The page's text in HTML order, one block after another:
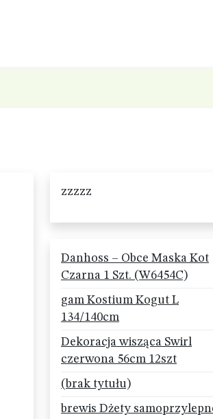
zzzzz
Danhoss – Obce Maska Kot
Czarna 1 Szt. (W6454C)
gam Kostium Kogut L
134/140cm
Dekoracja wisząca Swirl
czerwona 56cm 12szt
(brak tytułu)
brewis Dżety